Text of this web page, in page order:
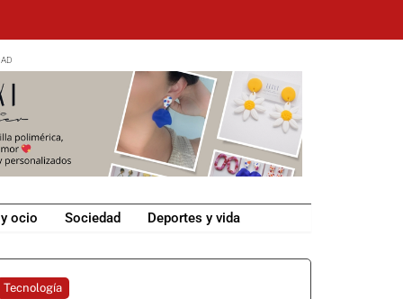
ocio Sociedad Deportes y vida
Tecnología